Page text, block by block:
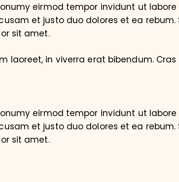
eirmod tempor invidunt ut
et justo duo dolores et ea rebum.
sit amet.
laoreet, in viverra erat bibendum. Cras
eirmod tempor invidunt ut
et justo duo dolores et ea rebum.
sit amet.